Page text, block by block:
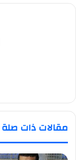
مقالات ذات صلة